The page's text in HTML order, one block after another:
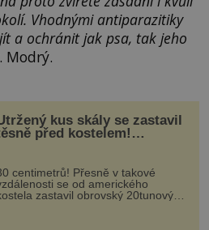
Vhodnými antiparazitiky
a ochránit jak psa, tak jeho
Modrý.
kus skály se zastavil
před kostelem!
ho boží síla?
centimetrů! Přesně v takové
se od amerického
zastavil obrovský 20tunový